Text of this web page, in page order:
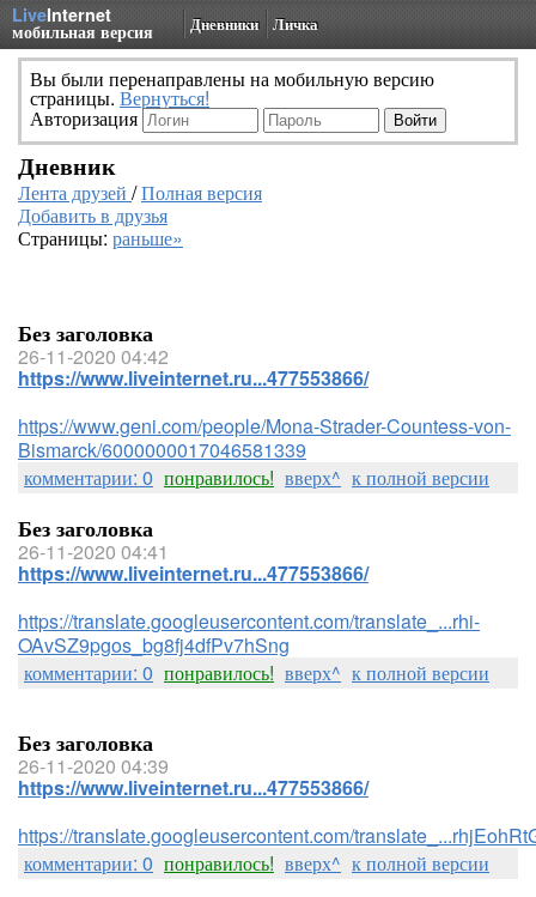
LiveInternet
мобильная версия Дневники Личка
Вы были перенаправлены на мобильную версию
страницы. Вернуться!
Авторизация
Дневник
Лента друзей /Полная версия
Добавить в друзья
Страницы: раньше»
Без заголовка
26-11-2020 04:42
https://www.liveinternet.ru...477553866/
https://www.geni.com/people/Mona-Strader-Countess-von-
Bismarck/6000000017046581339
комментарии: 0 понравилось! вверх^ к полной версии
Без заголовка
26-11-2020 04:41
https://www.liveinternet.ru...477553866/
https://translate.googleusercontent.com/translate_...rhi-
OAvSZ9pgos_bg8fj4dfPv7hSng
комментарии: 0 понравилось! вверх^ к полной версии
Без заголовка
26-11-2020 04:39
https://www.liveinternet.ru...477553866/
https://translate.googleusercontent.com/
комментарии: 0 понравилось! вверх^ к полной версии